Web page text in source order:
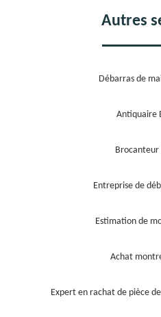
Autres
Débarras de
Antiquaire
Entreprise de
Estimation de
Achat
Expert en rachat de pièce